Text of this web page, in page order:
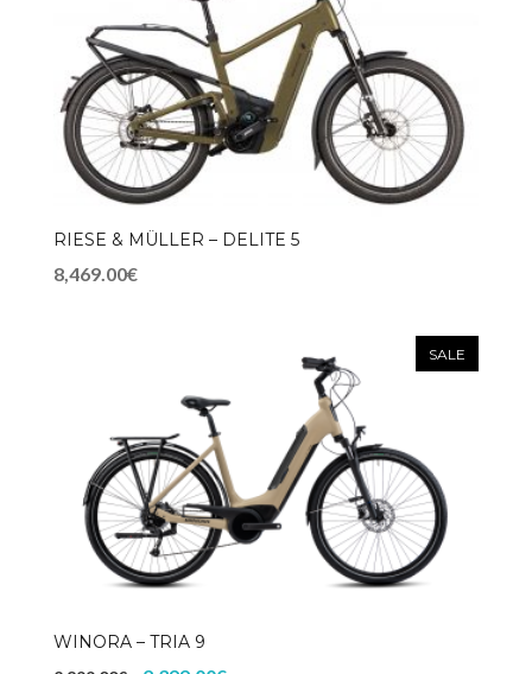
RIESE & MÜLLER – DELITE 5
8,469.00€
SALE
WINORA – TRIA 9